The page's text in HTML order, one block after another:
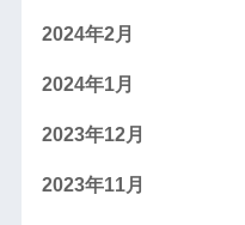
2024年2月
2024年1月
2023年12月
2023年11月